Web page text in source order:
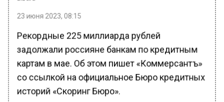
23 июня 2023, 08:15
Рекордные 225 миллиарда рублей
задолжали россияне банкам по кредитным
картам в мае. Об этом пишет «Коммерсантъ»
со ссылкой на официальное Бюро кредитных
историй «Скоринг Бюро».